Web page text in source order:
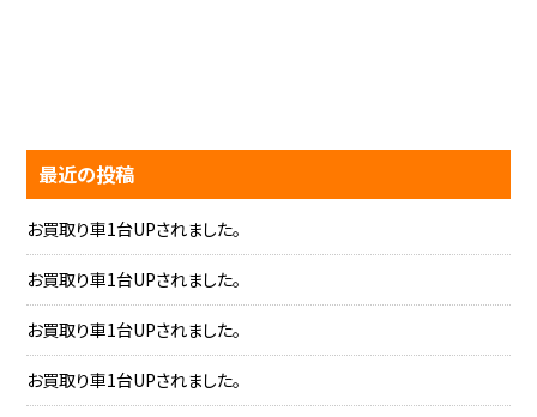
最近の投稿
お買取り車1台UPされました。
お買取り車1台UPされました。
お買取り車1台UPされました。
お買取り車1台UPされました。